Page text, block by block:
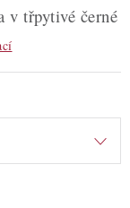
v třpytivé černé